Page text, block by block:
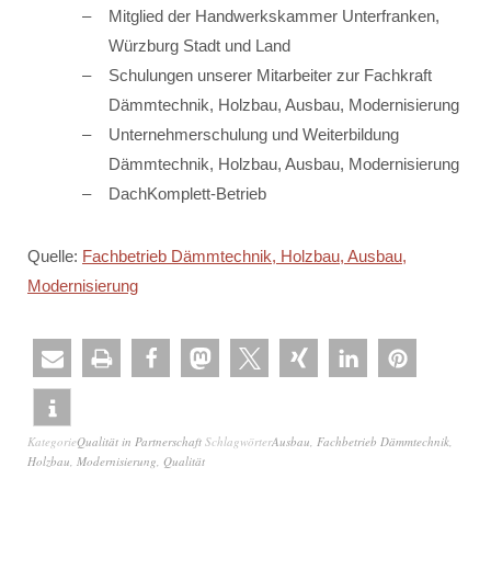
Mitglied der Handwerkskammer Unterfranken,
Würzburg Stadt und Land
Schulungen unserer Mitarbeiter zur Fachkraft
Dämmtechnik, Holzbau, Ausbau, Modernisierung
Unternehmerschulung und Weiterbildung
Dämmtechnik, Holzbau, Ausbau, Modernisierung
DachKomplett-Betrieb
Quelle: Fachbetrieb Dämmtechnik, Holzbau, Ausbau,
Modernisierung
KategorieQualität in Partnerschaft SchlagwörterAusbau, Fachbetrieb Dämmtechnik,
Holzbau, Modernisierung, Qualität